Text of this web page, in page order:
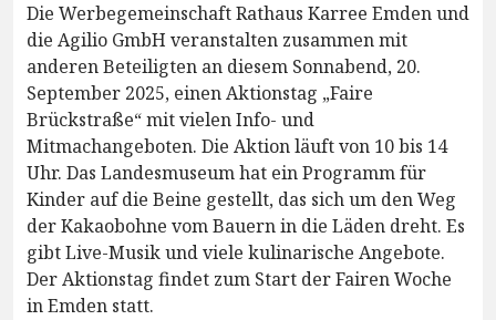
Die Werbegemeinschaft Rathaus Karree Emden und
die Agilio GmbH veranstalten zusammen mit
anderen Beteiligten an diesem Sonnabend, 20.
September 2025, einen Aktionstag „Faire
Brückstraße“ mit vielen Info- und
Mitmachangeboten. Die Aktion läuft von 10 bis 14
Uhr. Das Landesmuseum hat ein Programm für
Kinder auf die Beine gestellt, das sich um den Weg
der Kakaobohne vom Bauern in die Läden dreht. Es
gibt Live-Musik und viele kulinarische Angebote.
Der Aktionstag findet zum Start der Fairen Woche
in Emden statt.